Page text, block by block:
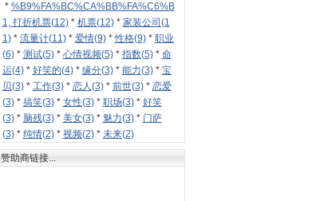
* %B9%FA%BC%CA%BB%FA%C6%B
1, 打折机票(12)* 机票(12)* 家装公司(1
1)* 流量计(11)* 爱情(9)*性格(9)* 职业
(6)* 测试(5)* 心情视频(5)* 指数(5)* 命
运(4)* 好笑的(4)* 缘分(3)* 能力(3)* 宝
贝(3)* 工作(3)* 恋人(3)* 前世(3)* 恋爱
(3)* 搞笑(3)* 女性(3)* 职场(3)* 好笑
(3)* 脑残(3)* 美女(3)* 魅力(3)* 门萨
(3)* 纯情(2)* 视频(2)* 未来(2)
赞助商链接...